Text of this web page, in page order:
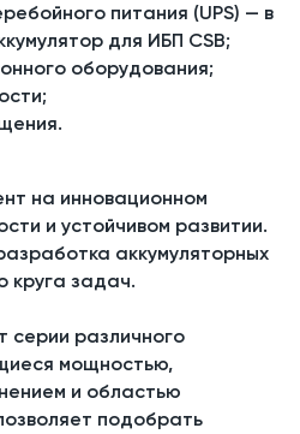
питания (UPS) — в
для ИБП CSB;
оборудования;
на инновационном
и устойчивом развитии.
аккумуляторных
круга задач.
серии различного
мощностью,
и областью
подобрать